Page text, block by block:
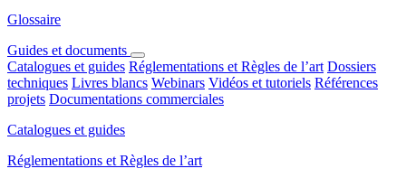
Glossaire
Guides et documents
Catalogues et guides Réglementations et Règles de l’art Dossiers
techniques Livres blancs Webinars Vidéos et tutoriels Références
projets Documentations commerciales
Catalogues et guides
Réglementations et Règles de l’art